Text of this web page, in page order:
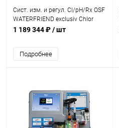
Сист. изм. и регул. Cl/pH/Rx OSF
WATERFRIEND exclusiv Chlor
MRD-3 +3 доз. насоса
1 189 344 ₽/ шт
Подробнее